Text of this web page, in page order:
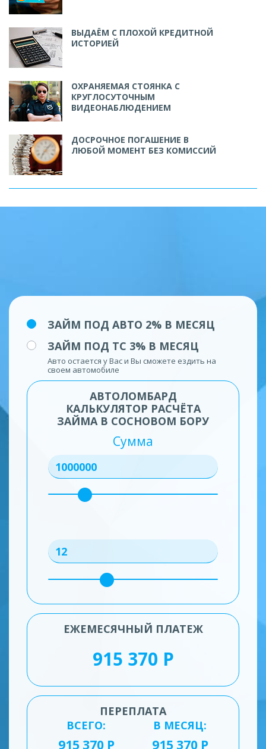
ВЫДАЁМ С ПЛОХОЙ КРЕДИТНОЙ
ИСТОРИЕЙ
ОХРАНЯЕМАЯ СТОЯНКА С
КРУГЛОСУТОЧНЫМ
ВИДЕОНАБЛЮДЕНИЕМ
ДОСРОЧНОЕ ПОГАШЕНИЕ В
ЛЮБОЙ МОМЕНТ БЕЗ КОМИССИЙ
ЗАЙМ ПОД АВТО 2% В МЕСЯЦ
ЗАЙМ ПОД ТС 3% В МЕСЯЦ
Авто остается у Вас и Вы сможете ездить на
своем автомобиле
АВТОЛОМБАРД
КАЛЬКУЛЯТОР РАСЧЁТА
ЗАЙМА В СОСНОВОМ БОРУ
Сумма
ЕЖЕМЕСЯЧНЫЙ ПЛАТЕЖ
ПЕРЕПЛАТА
ВСЕГО:
В МЕСЯЦ: